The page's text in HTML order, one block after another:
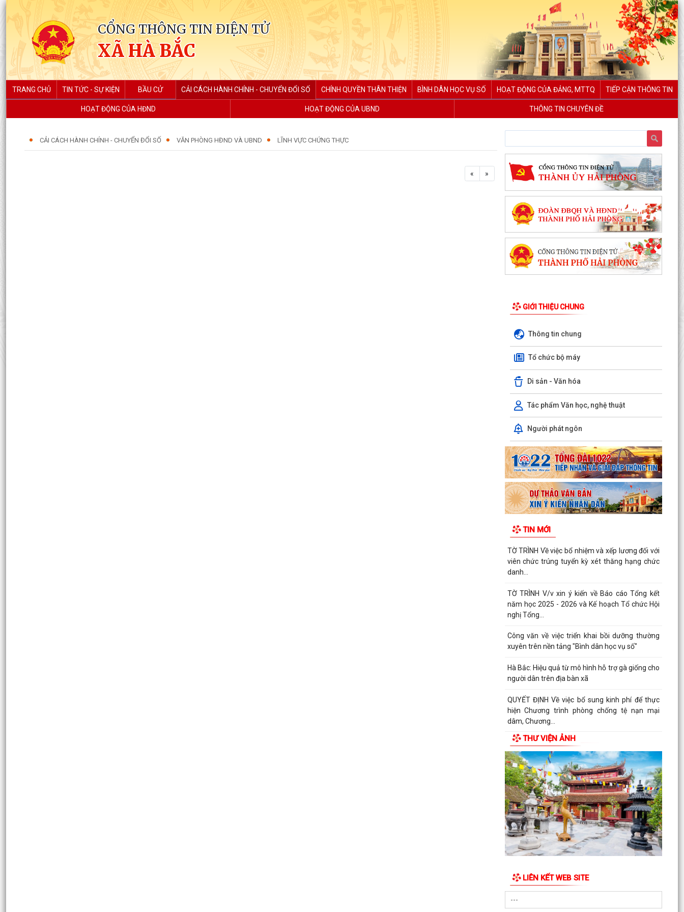
CỔNG THÔNG TIN ĐIỆN TỬ
XÃ HÀ BẮC
TRANG CHỦ TIN TỨC - SỰ KIỆN BẦU CỬ CẢI CÁCH HÀNH CHÍNH - CHUYỂN ĐỔI SỐ CHÍNH QUYỀN THÂN THIỆN BÌNH DÂN HỌC VỤ SỐ HOẠT ĐỘNG CỦA ĐẢNG, MTTQ TIẾP CẬN THÔNG TIN
HOẠT ĐỘNG CỦA HĐND HOẠT ĐỘNG CỦA UBND THÔNG TIN CHUYÊN ĐỀ
CẢI CÁCH HÀNH CHÍNH - CHUYỂN ĐỔI SỐ VĂN PHÒNG HĐND VÀ UBND LĨNH VỰC CHỨNG THỰC
« »
GIỚI THIỆU CHUNG
Thông tin chung
Tổ chức bộ máy
Di sản - Văn hóa
Tác phẩm Văn học, nghệ thuật
Người phát ngôn
TIN MỚI
TỜ TRÌNH Về việc bổ nhiệm và xếp lương đối với
viên chức trúng tuyển kỳ xét thăng hạng chức
danh...
TỜ TRÌNH V/v xin ý kiến về Báo cáo Tổng kết
năm học 2025 - 2026 và Kế hoạch Tổ chức Hội
nghị Tổng...
Công văn về việc triển khai bồi dưỡng thường
xuyên trên nền tảng "Bình dân học vụ số"
Hà Bắc: Hiệu quả từ mô hình hỗ trợ gà giống cho
người dân trên địa bàn xã
QUYẾT ĐỊNH Về việc bổ sung kinh phí để thực
hiện Chương trình phòng chống tệ nạn mại
dâm, Chương...
KẾ HOẠCH Triển khai Kế hoạch phối hợp số
113/KHPH-BCĐ, ngày 30/7/2026 của Ban Chỉ
đạo 10296/BCA Bộ...
THƯ VIỆN ẢNH
LIÊN KẾT WEB SITE